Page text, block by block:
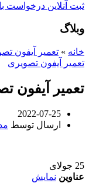
ثبت آنلاین درخواست با 100 هزار تومان تخفیف
وبلاگ
خانه » تعمیر آیفون
تعمیر آیفون تصویری
تعمیر آیفون
2022-07-25
ارسال توسط
25 جولای
عناوین نمایش